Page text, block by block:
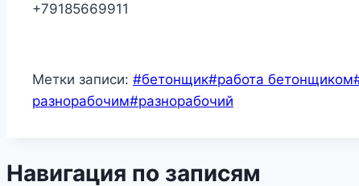
+79185669911
Метки записи: #бетонщик#работа бетонщиком
разнорабочим#разнорабочий
Навигация по записям